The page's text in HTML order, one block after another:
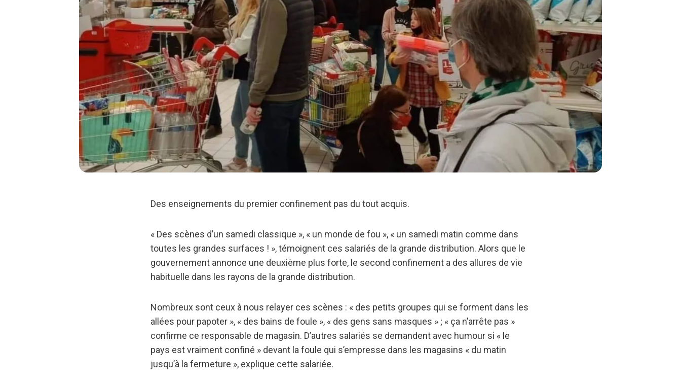
Des enseignements du premier confinement pas du tout acquis.
« Des scènes d’un samedi classique », « un monde de fou », « un samedi matin comme dans
toutes les grandes surfaces ! », témoignent ces salariés de la grande distribution. Alors que le
gouvernement annonce une deuxième plus forte, le second confinement a des allures de vie
habituelle dans les rayons de la grande distribution.
Nombreux sont ceux à nous relayer ces scènes : « des petits groupes qui se forment dans les
allées pour papoter », « des bains de foule », « des gens sans masques » ; « ça n’arrête pas »
confirme ce responsable de magasin. D’autres salariés se demandent avec humour si « le
pays est vraiment confiné » devant la foule qui s’empresse dans les magasins « du matin
jusqu’à la fermeture », explique cette salariée.